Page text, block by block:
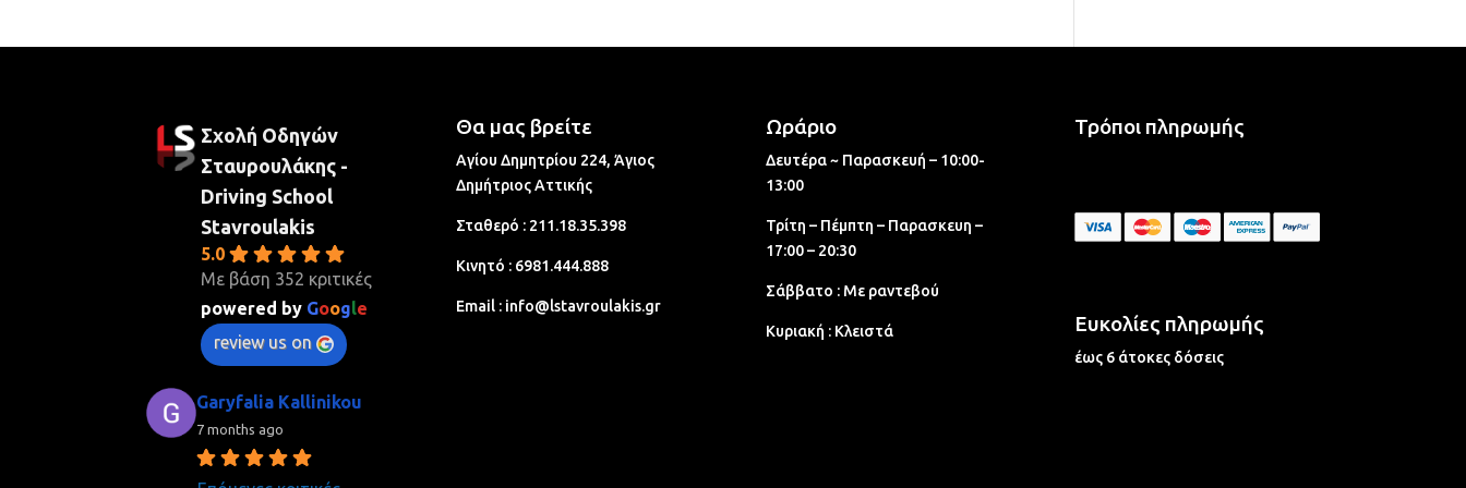
Σχολή Οδηγών
Σταυρουλάκης -
Driving School
Stavroulakis
5.0
Με βάση 352 κριτικές
powered by Google
review us on
Garyfalia Kallinikou
7 months ago
Θα μας βρείτε
Αγίου Δημητρίου 224, Άγιος
Δημήτριος Aττικής
Σταθερό : 211.18.35.398
Κινητό : 6981.444.888
Email : info@lstavroulakis.gr
Ωράριο
Δευτέρα ~ Παρασκευή – 10:00-
13:00
Τρίτη – Πέμπτη – Παρασκευη –
17:00 – 20:30
Σάββατο : Με ραντεβού
Κυριακή : Κλειστά
Τρόποι πληρωμής
Ευκολίες πληρωμής
έως 6 άτοκες δόσεις